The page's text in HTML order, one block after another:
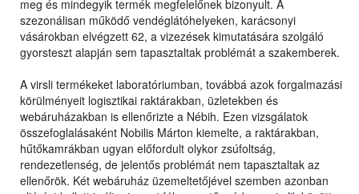
meg és mindegyik termék megfelelőnek bizonyult. A
szezonálisan működő vendéglátóhelyeken, karácsonyi
vásárokban elvégzett 62, a vizezések kimutatására szolgáló
gyorsteszt alapján sem tapasztaltak problémát a szakemberek.
A virsli termékeket laboratóriumban, továbbá azok forgalmazási
körülményeit logisztikai raktárakban, üzletekben és
webáruházakban is ellenőrizte a Nébih. Ezen vizsgálatok
összefoglalásaként Nobilis Márton kiemelte, a raktárakban,
hűtőkamrákban ugyan előfordult olykor zsúfoltság,
rendezetlenség, de jelentős problémát nem tapasztaltak az
ellenőrök. Két webáruház üzemeltetőjével szemben azonban